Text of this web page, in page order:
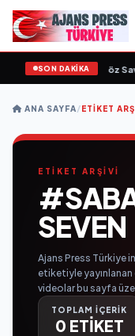
SON DAKİKA
gün sayıyor• Açıkgöz
ANA SAYFA/ETIKET
ETİKET ARŞİVİ
SEVEN
Ajans Press
etiketiyle yayınlanan
videolar bu sayfa
TOPLAM İÇERİK
0 ETİKET